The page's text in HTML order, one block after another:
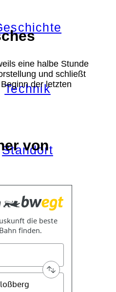
Technik
Standort
eine halbe Stunde
und schließt
der letzten
von